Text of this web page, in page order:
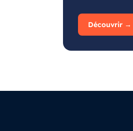
Découvrir →